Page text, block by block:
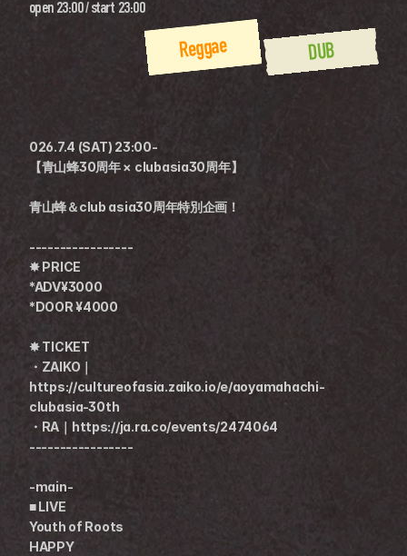
open 23:00 / start 23:00
DUB
Reggae
026.7.4 (SAT) 23:00-
【青山蜂30周年 × clubasia30周年】
青山蜂＆club asia30周年特別企画！
-----------------
✸ PRICE
*ADV¥3000
*DOOR ¥4000
✸ TICKET
・ZAIKO｜
https://cultureofasia.zaiko.io/e/aoyamahachi-
clubasia-30th
・RA｜https://ja.ra.co/events/2474064
-----------------
-main-
■ LIVE
Youth of Roots
HAPPY